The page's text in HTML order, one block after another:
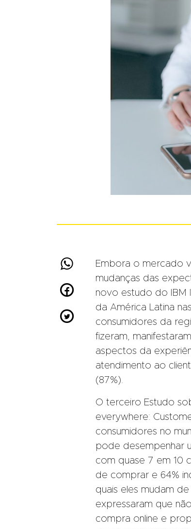



Embora o mercado
mudanças das
novo estudo do IBM
da América Latina
consumidores da
fizeram,
aspectos da
atendimento ao
(87%).
O terceiro Estudo
everywhere:
consumidores no
pode desempenhar
com quase 7 em 10
de comprar e 64%
quais eles mudam
expressaram que
compra online e